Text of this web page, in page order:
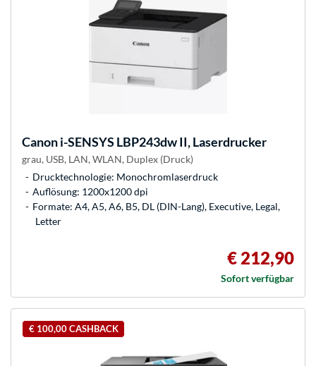
Canoni-SENSYS LBP243dw II, Laserdrucker
grau, USB, LAN, WLAN, Duplex (Druck)
Drucktechnologie: Monochromlaserdruck
Auflösung: 1200x1200 dpi
Formate: A4, A5, A6, B5, DL (DIN-Lang), Executive, Legal,
Letter
€ 212,90
Sofort verfügbar
€ 100,00 CASHBACK